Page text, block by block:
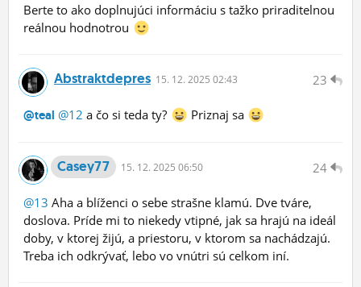
Berte to ako doplnujúci informáciu s tažko priraditelnou
reálnou hodnotrou
23
Abstraktdepres 15. 12. 2025 02:43
@teal @12 a čo si teda ty? Priznaj sa
24
Casey77 15. 12. 2025 06:50
@13 Aha a blíženci o sebe strašne klamú. Dve tváre,
doslova. Príde mi to niekedy vtipné, jak sa hrajú na ideál
doby, v ktorej žijú, a priestoru, v ktorom sa nachádzajú.
Treba ich odkrývať, lebo vo vnútri sú celkom iní.